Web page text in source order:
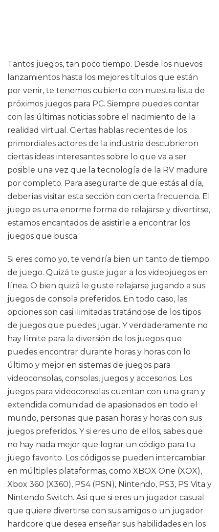
Tantos juegos, tan poco tiempo. Desde los nuevos
lanzamientos hasta los mejores títulos que están
por venir, te tenemos cubierto con nuestra lista de
próximos juegos para PC. Siempre puedes contar
con las últimas noticias sobre el nacimiento de la
realidad virtual. Ciertas hablas recientes de los
primordiales actores de la industria descubrieron
ciertas ideas interesantes sobre lo que va a ser
posible una vez que la tecnología de la RV madure
por completo. Para asegurarte de que estás al día,
deberías visitar esta sección con cierta frecuencia. El
juego es una enorme forma de relajarse y divertirse,
estamos encantados de asistirle a encontrar los
juegos que busca.
Si eres como yo, te vendría bien un tanto de tiempo
de juego. Quizá te guste jugar a los videojuegos en
línea. O bien quizá le guste relajarse jugando a sus
juegos de consola preferidos. En todo caso, las
opciones son casi ilimitadas tratándose de los tipos
de juegos que puedes jugar. Y verdaderamente no
hay límite para la diversión de los juegos que
puedes encontrar durante horas y horas con lo
último y mejor en sistemas de juegos para
videoconsolas, consolas, juegos y accesorios. Los
juegos para videoconsolas cuentan con una gran y
extendida comunidad de apasionados en todo el
mundo, personas que pasan horas y horas con sus
juegos preferidos. Y si eres uno de ellos, sabes que
no hay nada mejor que lograr un código para tu
juego favorito. Los códigos se pueden intercambiar
en múltiples plataformas, como XBOX One (XOX),
Xbox 360 (X360), PS4 (PSN), Nintendo, PS3, PS Vita y
Nintendo Switch. Así que si eres un jugador casual
que quiere divertirse con sus amigos o un jugador
hardcore que desea enseñar sus habilidades en los